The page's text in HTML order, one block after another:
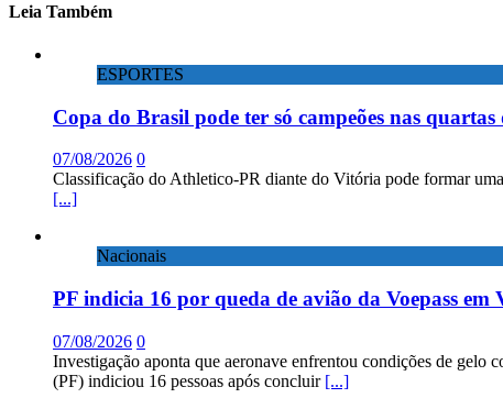
Leia Também
ESPORTES
Copa do Brasil pode ter só campeões nas quartas
07/08/2026 0
Classificação do Athletico-PR diante do Vitória pode formar
[...]
Nacionais
PF indicia 16 por queda de avião da Voepass em
07/08/2026 0
Investigação aponta que aeronave enfrentou condições de gelo
(PF) indiciou 16 pessoas após concluir [...]